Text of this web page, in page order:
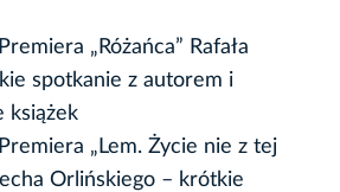
„Różańca” Rafała
spotkanie z autorem i
książek
„Lem. Życie nie z tej
Orlińskiego – krótkie